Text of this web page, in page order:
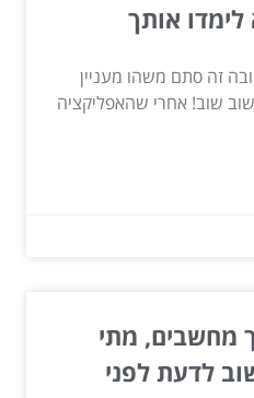
אותך
זה סתם משהו מעניין
שוב! אחרי שהאפליקציה
מחשבים, מתי
לדעת לפני